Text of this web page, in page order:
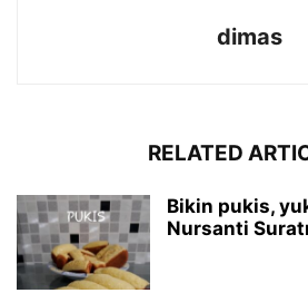
dimas
RELATED
Bikin pukis,
Nursanti